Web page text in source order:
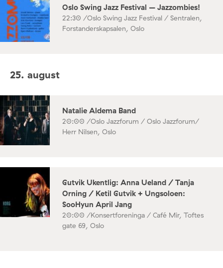
Oslo Swing Jazz Festival – Jazzombies!
22:30 /Oslo Swing Jazz Festival / Sentralen,
Forstanderskapsalen, Oslo
25. august
Natalie Aldema Band
20:00 /Oslo Jazzforum / Oslo Jazzforum/
Herr Nilsen, Oslo
Gutvik Ukentlig: Anna Ueland / Tanja
Orning / Ketil Gutvik + Ungsoloen:
SooHyun April Jang
20:00 /Konsertforeninga / Café Mir, Toftes
gate 69, Oslo